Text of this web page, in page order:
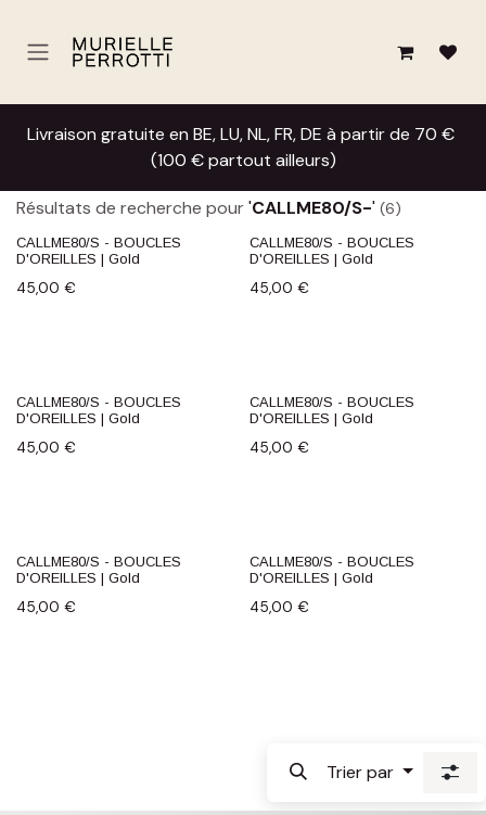
Livraison gratuite en BE, LU, NL, FR, DE à partir de 70 €
(100 € partout ailleurs)
Résultats de recherche pour'CALLME80/S-' (6)
CALLME80/S - BOUCLES
D'OREILLES | Gold
45,00 €
CALLME80/S - BOUCLES
D'OREILLES | Gold
45,00 €
CALLME80/S - BOUCLES
D'OREILLES | Gold
45,00 €
CALLME80/S - BOUCLES
D'OREILLES | Gold
45,00 €
CALLME80/S - BOUCLES
D'OREILLES | Gold
45,00 €
CALLME80/S - BOUCLES
D'OREILLES | Gold
45,00 €
Trier par